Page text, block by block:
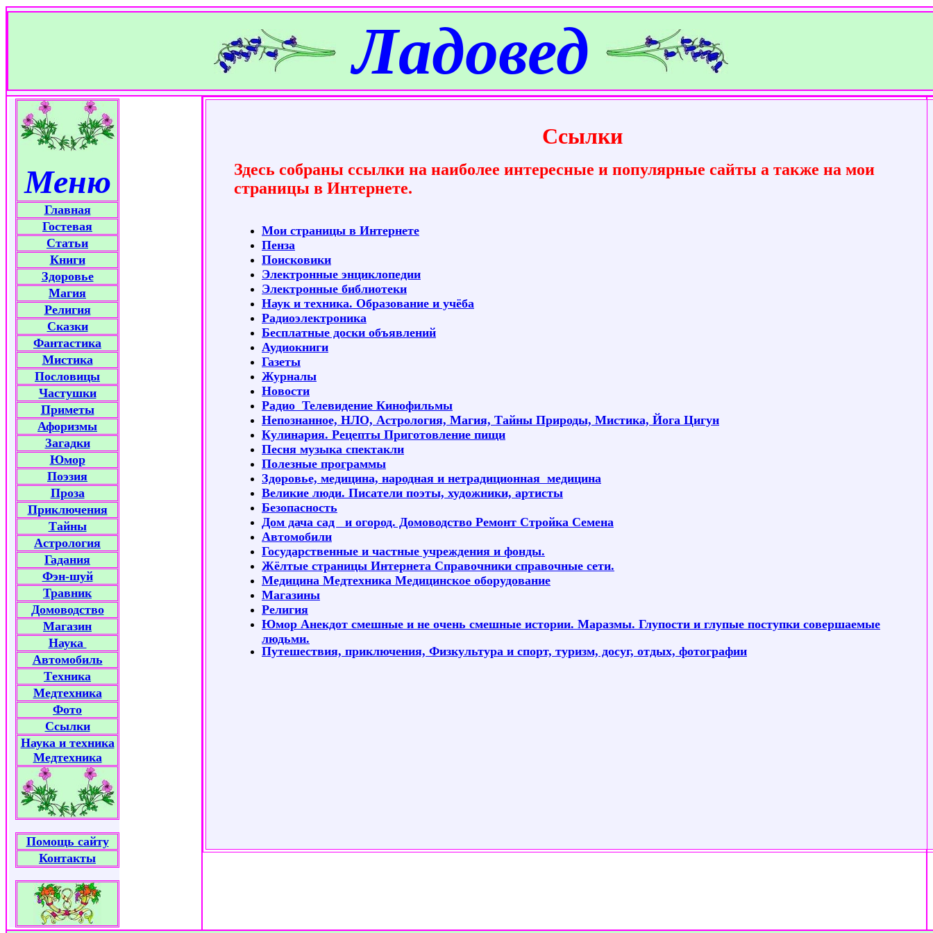
Ладовед
Меню
Главная
Гостевая
Статьи
Книги
Здоровье
Магия
Религия
Сказки
Фантастика
Мистика
Пословицы
Частушки
Приметы
Афоризмы
Загадки
Юмор
Поэзия
Проза
Приключения
Тайны
Астрология
Гадания
Фэн-шуй
Травник
Домоводство
Магазин
Наука
Автомобиль
Tехника
Медтехника
Фото
Ссылки
Наука и техника
Медтехника
Помощь сайту
Контакты
Ссылки
Здесь собраны ссылки на наиболее интересные и популярные сайты а также на мои
страницы в Интернете.
Мои страницы в Интернете
Пенза
Поисковики
Электронные энциклопедии
Электронные библиотеки
Наук и техника. Образование и учёба
Радиоэлектроника
Бесплатные доски объявлений
Аудиокниги
Газеты
Журналы
Новости
Радио Телевидение Кинофильмы
Непознанное, НЛО, Астрология, Магия, Тайны Природы, Мистика, Йога Цигун
Кулинария. Рецепты Приготовление пищи
Песня музыка спектакли
Полезные программы
Здоровье, медицина, народная и нетрадиционная медицина
Великие люди. Писатели поэты, художники, артисты
Безопасность
Дом дача сад и огород. Домоводство Ремонт Стройка Семена
Автомобили
Государственные и частные учреждения и фонды.
Жёлтые страницы Интернета Справочники справочные сети.
Медицина Медтехника Медицинское оборудование
Магазины
Религия
Юмор Анекдот смешные и не очень смешные истории. Маразмы. Глупости и глупые поступки совершаемые
людьми.
Путешествия, приключения, Физкультура и спорт, туризм, досуг, отдых, фотографии